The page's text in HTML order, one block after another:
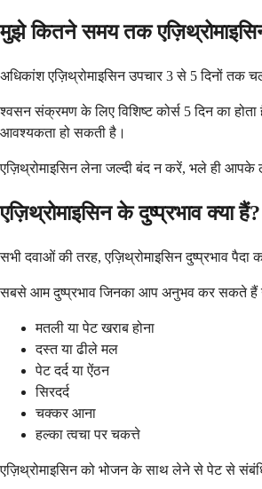
मुझे कितने समय तक
अधिकांश एज़िथ्रोमाइसिन उपचार 3 से 5 दिनों तक
श्वसन संक्रमण के लिए विशिष्ट कोर्स 5 दिन का
आवश्यकता हो सकती है।
एज़िथ्रोमाइसिन लेना जल्दी बंद न करें, भले ही आपके
एज़िथ्रोमाइसिन के दुष्प्रभाव क्या हैं?
सभी दवाओं की तरह, एज़िथ्रोमाइसिन दुष्प्रभाव
सबसे आम दुष्प्रभाव जिनका आप अनुभव कर सकते हैं
मतली या पेट खराब होना
दस्त या ढीले मल
पेट दर्द या ऐंठन
सिरदर्द
चक्कर आना
हल्का त्वचा पर चकत्ते
एज़िथ्रोमाइसिन को भोजन के साथ लेने से पेट से